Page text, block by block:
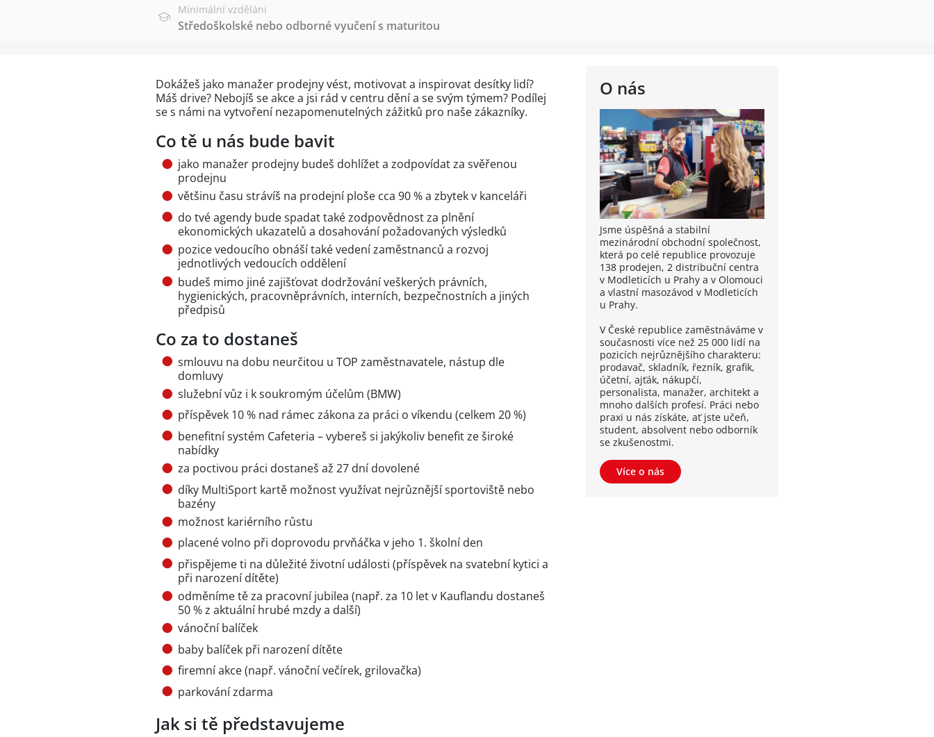
Minimální vzdělání
Středoškolské nebo odborné vyučení s maturitou
O nás
Jsme úspěšná a stabilní
mezinárodní obchodní společnost,
která po celé republice provozuje
138 prodejen, 2 distribuční centra
v Modleticích u Prahy a v Olomouci
a vlastní masozávod v Modleticích
u Prahy.
V České republice zaměstnáváme v
současnosti více než 25 000 lidí na
pozicích nejrůznějšího charakteru:
prodavač, skladník, řezník, grafik,
účetní, ajťák, nákupčí,
personalista, manažer, architekt a
mnoho dalších profesí. Práci nebo
praxi u nás získáte, ať jste učeň,
student, absolvent nebo odborník
se zkušenostmi.
Více o nás
Dokážeš jako manažer prodejny vést, motivovat a inspirovat desítky lidí?
Máš drive? Nebojíš se akce a jsi rád v centru dění a se svým týmem? Podílej
se s námi na vytvoření nezapomenutelných zážitků pro naše zákazníky.
Co tě u nás bude bavit
jako manažer prodejny budeš dohlížet a zodpovídat za svěřenou
prodejnu
většinu času strávíš na prodejní ploše cca 90 % a zbytek v kanceláři
do tvé agendy bude spadat také zodpovědnost za plnění
ekonomických ukazatelů a dosahování požadovaných výsledků
pozice vedoucího obnáší také vedení zaměstnanců a rozvoj
jednotlivých vedoucích oddělení
budeš mimo jiné zajišťovat dodržování veškerých právních,
hygienických, pracovněprávních, interních, bezpečnostních a jiných
předpisů
Co za to dostaneš
smlouvu na dobu neurčitou u TOP zaměstnavatele, nástup dle
domluvy
služební vůz i k soukromým účelům (BMW)
příspěvek 10 % nad rámec zákona za práci o víkendu (celkem 20 %)
benefitní systém Cafeteria – vybereš si jakýkoliv benefit ze široké
nabídky
za poctivou práci dostaneš až 27 dní dovolené
díky MultiSport kartě možnost využívat nejrůznější sportoviště nebo
bazény
možnost kariérního růstu
placené volno při doprovodu prvňáčka v jeho 1. školní den
přispějeme ti na důležité životní události (příspěvek na svatební kytici a
při narození dítěte)
odměníme tě za pracovní jubilea (např. za 10 let v Kauflandu dostaneš
50 % z aktuální hrubé mzdy a další)
vánoční balíček
baby balíček při narození dítěte
firemní akce (např. vánoční večírek, grilovačka)
parkování zdarma
Jak si tě představujeme